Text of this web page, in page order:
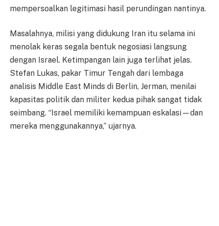
mempersoalkan legitimasi hasil perundingan nantinya.
Masalahnya, milisi yang didukung Iran itu selama ini
menolak keras segala bentuk negosiasi langsung
dengan Israel. Ketimpangan lain juga terlihat jelas.
Stefan Lukas, pakar Timur Tengah dari lembaga
analisis Middle East Minds di Berlin, Jerman, menilai
kapasitas politik dan militer kedua pihak sangat tidak
seimbang. “Israel memiliki kemampuan eskalasi—dan
mereka menggunakannya,” ujarnya.